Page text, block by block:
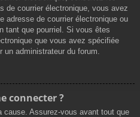
de courrier électronique, vous avez
adresse de courrier électronique ou
tant que pourriel. Si vous êtes
que vous avez spécifiée
administrateur du forum.
connecter ?
cause. Assurez-vous avant tout que